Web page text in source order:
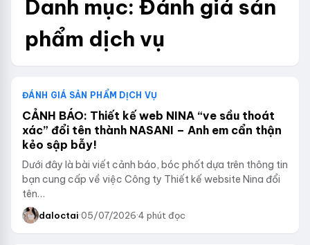
Danh mục: Đánh giá sản
phẩm dịch vụ
ĐÁNH GIÁ SẢN PHẨM DỊCH VỤ
CẢNH BÁO: Thiết kế web NINA “ve sầu thoát
xác” đổi tên thành NASANI – Anh em cẩn thận
kẻo sập bẫy!
Dưới đây là bài viết cảnh báo, bóc phốt dựa trên thông tin
bạn cung cấp về việc Công ty Thiết kế website Nina đổi
tên…
daloctai·05/07/2026·4 phút đọc